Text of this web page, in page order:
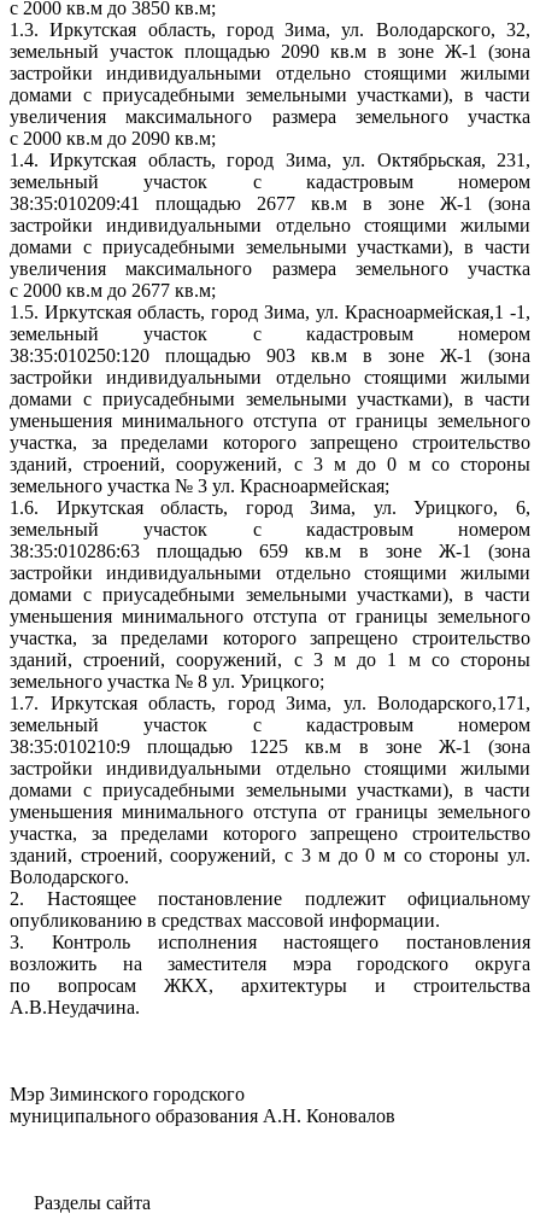
с 2000 кв.м до 3850 кв.м;
1.3. Иркутская область, город Зима, ул. Володарского, 32,
земельный участок площадью 2090 кв.м в зоне Ж-1 (зона
застройки индивидуальными отдельно стоящими жилыми
домами с приусадебными земельными участками), в части
увеличения максимального размера земельного участка
с 2000 кв.м до 2090 кв.м;
1.4. Иркутская область, город Зима, ул. Октябрьская, 231,
земельный участок с кадастровым номером
38:35:010209:41 площадью 2677 кв.м в зоне Ж-1 (зона
застройки индивидуальными отдельно стоящими жилыми
домами с приусадебными земельными участками), в части
увеличения максимального размера земельного участка
с 2000 кв.м до 2677 кв.м;
1.5. Иркутская область, город Зима, ул. Красноармейская,1 -1,
земельный участок с кадастровым номером
38:35:010250:120 площадью 903 кв.м в зоне Ж-1 (зона
застройки индивидуальными отдельно стоящими жилыми
домами с приусадебными земельными участками), в части
уменьшения минимального отступа от границы земельного
участка, за пределами которого запрещено строительство
зданий, строений, сооружений, с 3 м до 0 м со стороны
земельного участка № 3 ул. Красноармейская;
1.6. Иркутская область, город Зима, ул. Урицкого, 6,
земельный участок с кадастровым номером
38:35:010286:63 площадью 659 кв.м в зоне Ж-1 (зона
застройки индивидуальными отдельно стоящими жилыми
домами с приусадебными земельными участками), в части
уменьшения минимального отступа от границы земельного
участка, за пределами которого запрещено строительство
зданий, строений, сооружений, с 3 м до 1 м со стороны
земельного участка № 8 ул. Урицкого;
1.7. Иркутская область, город Зима, ул. Володарского,171,
земельный участок с кадастровым номером
38:35:010210:9 площадью 1225 кв.м в зоне Ж-1 (зона
застройки индивидуальными отдельно стоящими жилыми
домами с приусадебными земельными участками), в части
уменьшения минимального отступа от границы земельного
участка, за пределами которого запрещено строительство
зданий, строений, сооружений, с 3 м до 0 м со стороны ул.
Володарского.
2. Настоящее постановление подлежит официальному
опубликованию в средствах массовой информации.
3. Контроль исполнения настоящего постановления
возложить на заместителя мэра городского округа
по вопросам ЖКХ, архитектуры и строительства
А.В.Неудачина.
Мэр Зиминского городского
муниципального образования А.Н. Коновалов
Разделы сайта